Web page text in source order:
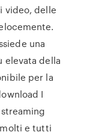
video, delle
una
elevata della
per la
I
e tutti